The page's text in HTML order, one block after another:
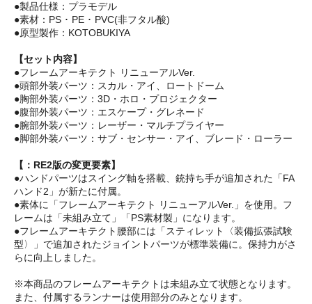
●製品仕様：プラモデル
●素材：PS ･ PE ･ PVC(非フタル酸)
●原型製作：KOTOBUKIYA
【セット内容】
●フレームアーキテクト リニューアルVer.
●頭部外装パーツ：スカル・アイ、ロートドーム
●胸部外装パーツ：3D・ホロ・プロジェクター
●腹部外装パーツ：エスケープ・グレネード
●腕部外装パーツ：レーザー・マルチプライヤー
●脚部外装パーツ：サブ・センサー・アイ、ブレード・ローラー
【：RE2版の変更要素】
●ハンドパーツはスイング軸を搭載、銃持ち手が追加された「FA
ハンド2」が新たに付属。
●素体に「フレームアーキテクト リニューアルVer.」を使用。フ
レームは「未組み立て」「PS素材製」になります。
●フレームアーキテクト腰部には「スティレット〈装備拡張試験
型〉」で追加されたジョイントパーツが標準装備に。保持力がさ
らに向上しました。
※本商品のフレームアーキテクトは未組み立て状態となります。
また、付属するランナーは使用部分のみとなります。